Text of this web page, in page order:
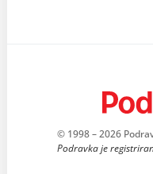
© 1998 – 2026
Podravka je